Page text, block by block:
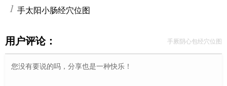
10手太阳小肠经穴位图
用户评论： 手厥阴心包经穴位图